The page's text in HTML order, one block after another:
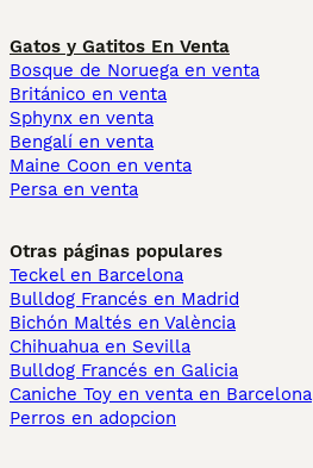
Gatos y Gatitos En Venta
Bosque de Noruega en venta
Británico en venta
Sphynx en venta
Bengalí en venta
Maine Coon en venta
Persa en venta
Otras páginas populares
Teckel en Barcelona
Bulldog Francés en Madrid
Bichón Maltés en València
Chihuahua en Sevilla
Bulldog Francés en Galicia
Caniche Toy en venta en Barcelona
Perros en adopcion